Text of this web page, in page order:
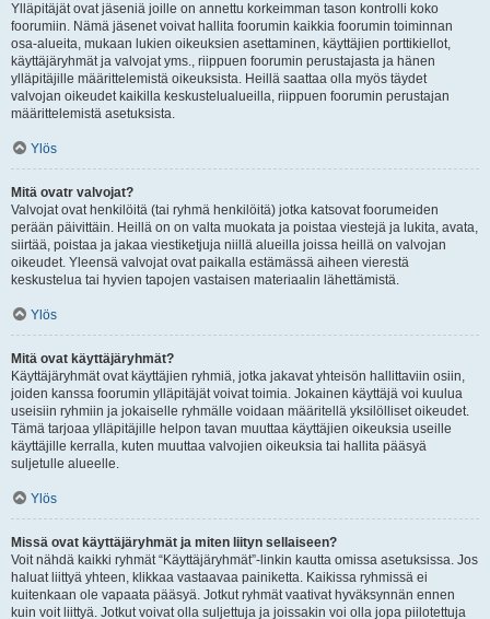
Ylläpitäjät ovat jäseniä joille on annettu korkeimman tason kontrolli koko
foorumiin. Nämä jäsenet voivat hallita foorumin kaikkia foorumin toiminnan
osa-alueita, mukaan lukien oikeuksien asettaminen, käyttäjien porttikiellot,
käyttäjäryhmät ja valvojat yms., riippuen foorumin perustajasta ja hänen
ylläpitäjille määrittelemistä oikeuksista. Heillä saattaa olla myös täydet
valvojan oikeudet kaikilla keskustelualueilla, riippuen foorumin perustajan
määrittelemistä asetuksista.
Ylös
Mitä ovatr valvojat?
Valvojat ovat henkilöitä (tai ryhmä henkilöitä) jotka katsovat foorumeiden
perään päivittäin. Heillä on on valta muokata ja poistaa viestejä ja lukita, avata,
siirtää, poistaa ja jakaa viestiketjuja niillä alueilla joissa heillä on valvojan
oikeudet. Yleensä valvojat ovat paikalla estämässä aiheen vierestä
keskustelua tai hyvien tapojen vastaisen materiaalin lähettämistä.
Ylös
Mitä ovat käyttäjäryhmät?
Käyttäjäryhmät ovat käyttäjien ryhmiä, jotka jakavat yhteisön hallittaviin osiin,
joiden kanssa foorumin ylläpitäjät voivat toimia. Jokainen käyttäjä voi kuulua
useisiin ryhmiin ja jokaiselle ryhmälle voidaan määritellä yksilölliset oikeudet.
Tämä tarjoaa ylläpitäjille helpon tavan muuttaa käyttäjien oikeuksia useille
käyttäjille kerralla, kuten muuttaa valvojien oikeuksia tai hallita pääsyä
suljetulle alueelle.
Ylös
Missä ovat käyttäjäryhmät ja miten liityn sellaiseen?
Voit nähdä kaikki ryhmät “Käyttäjäryhmät”-linkin kautta omissa asetuksissa. Jos
haluat liittyä yhteen, klikkaa vastaavaa painiketta. Kaikissa ryhmissä ei
kuitenkaan ole vapaata pääsyä. Jotkut ryhmät vaativat hyväksynnän ennen
kuin voit liittyä. Jotkut voivat olla suljettuja ja joissakin voi olla jopa piilotettuja